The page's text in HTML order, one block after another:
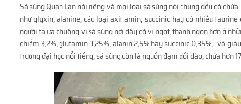
Sá sùng Quan Lạn nói riêng và mọi loại sá sùng nói chung đều có
như glyxin, alanine, các loại axit amin, succinic hay có nhiều
người ta ưa chuộng vì sá sùng nơi đây có vị ngọt, thanh ngon hơn ở
chiếm 3,2%, glutamin 0,25%, alanin 2,5% hay succinic 0,35%,.. và
trường đại học nổi tiếng, sá sùng còn là nguồn đạm dồi dào, chứa hơn